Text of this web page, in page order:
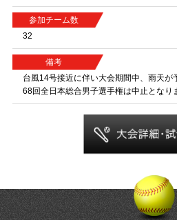
参加チーム数
32
備考
台風14号接近に伴い大会期間中、雨天が
68回全日本総合男子選手権は中止となり